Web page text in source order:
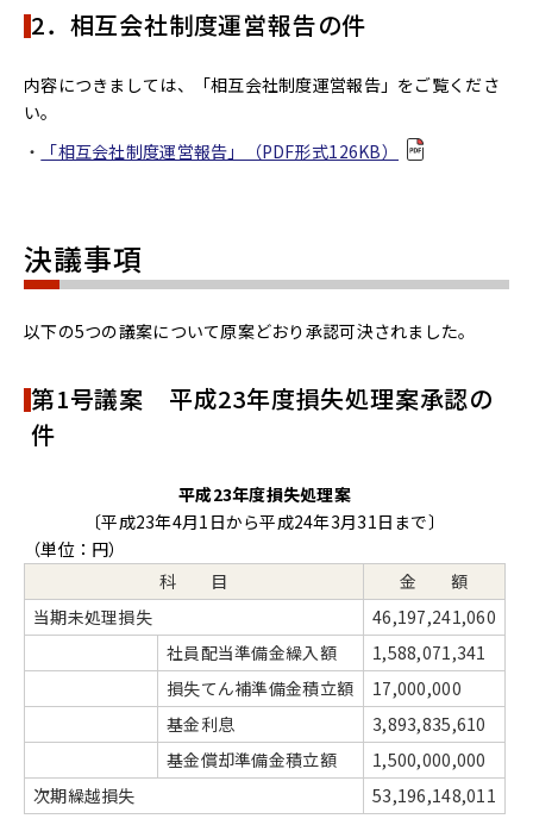
2．相互会社制度運営報告の件
内容につきましては、「相互会社制度運営報告」をご覧くださ
い。
「相互会社制度運営報告」（PDF形式126KB）
決議事項
以下の5つの議案について原案どおり承認可決されました。
第1号議案 平成23年度損失処理案承認の
件
平成23年度損失処理案
〔平成23年4月1日から平成24年3月31日まで〕
（単位：円）
科 目
金 額
当期未処理損失
46,197,241,060
社員配当準備金繰入額
1,588,071,341
損失てん補準備金積立額
17,000,000
基金利息
3,893,835,610
基金償却準備金積立額
1,500,000,000
次期繰越損失
53,196,148,011